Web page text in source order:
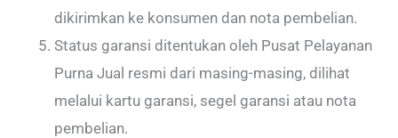
dikirimkan ke konsumen dan nota pembelian.
Status garansi ditentukan oleh Pusat Pelayanan
Purna Jual resmi dari masing-masing, dilihat
melalui kartu garansi, segel garansi atau nota
pembelian.